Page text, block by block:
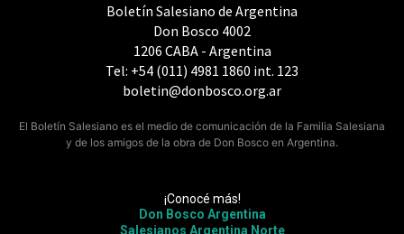
Boletín Salesiano de Argentina
Don Bosco 4002
1206 CABA - Argentina
Tel: +54 (011) 4981 1860 int. 123
boletin@donbosco.org.ar
El Boletín Salesiano es el medio de comunicación de la Familia Salesiana
y de los amigos de la obra de Don Bosco en Argentina.
¡Conocé más!
Don Bosco Argentina
Salesianos Argentina Norte